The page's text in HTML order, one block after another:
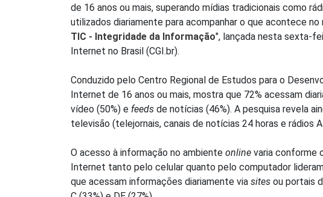
de 16 anos ou mais, superando mídias tradicionais como
utilizados diariamente para acompanhar o que acontece
TIC - Integridade da Informação", lançada nesta sexta-
Internet no Brasil (CGI.br).
Conduzido pelo Centro Regional de Estudos para o
Internet de 16 anos ou mais, mostra que 72% acessam
vídeo (50%) e feeds de notícias (46%). A pesquisa revela
televisão (telejornais, canais de notícias 24 horas e rádios
O acesso à informação no ambiente online varia conforme
Internet tanto pelo celular quanto pelo computador
que acessam informações diariamente via sites ou portais